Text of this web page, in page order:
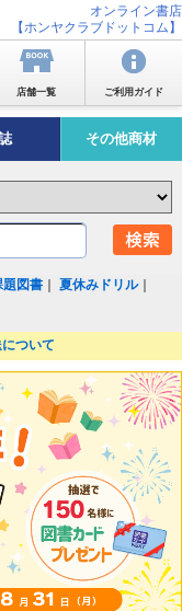
オンライン書店
【ホンヤクラブドットコム】
店舗一覧 ご利用ガイド
その他商材
題図書 ｜夏休みドリル｜
ついて